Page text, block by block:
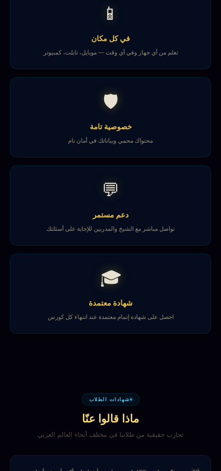
📱
في كل مكان
تعلم من أي جهاز وفي أي وقت — موبايل، تابلت، كمبيوتر
🛡️
خصوصية تامة
محتواك محمي وبياناتك في أمان تام
💬
دعم مستمر
تواصل مباشر مع الشيخ والمدربين للإجابة على أسئلتك
🎓
شهادة معتمدة
احصل على شهادة إتمام معتمدة عند انتهاء كل كورس
شهادات الطلاب
ماذا قالوا عنّا
تجارب حقيقية من طلابنا في مختلف أنحاء العالم العربي